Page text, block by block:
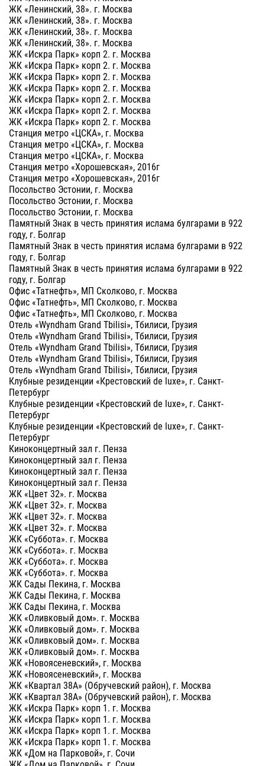
ЖК «Ленинский, 38». г. Москва
ЖК «Ленинский, 38». г. Москва
ЖК «Ленинский, 38». г. Москва
ЖК «Ленинский, 38». г. Москва
ЖК «Искра Парк» корп 2. г. Москва
ЖК «Искра Парк» корп 2. г. Москва
ЖК «Искра Парк» корп 2. г. Москва
ЖК «Искра Парк» корп 2. г. Москва
ЖК «Искра Парк» корп 2. г. Москва
ЖК «Искра Парк» корп 2. г. Москва
ЖК «Искра Парк» корп 2. г. Москва
Станция метро «ЦСКА», г. Москва
Станция метро «ЦСКА», г. Москва
Станция метро «ЦСКА», г. Москва
Станция метро «Хорошевская», 2016г
Станция метро «Хорошевская», 2016г
Посольство Эстонии, г. Москва
Посольство Эстонии, г. Москва
Посольство Эстонии, г. Москва
Памятный Знак в честь принятия ислама булгарами в 922
году, г. Болгар
Памятный Знак в честь принятия ислама булгарами в 922
году, г. Болгар
Памятный Знак в честь принятия ислама булгарами в 922
году, г. Болгар
Офис «Татнефть», МП Сколково, г. Москва
Офис «Татнефть», МП Сколково, г. Москва
Офис «Татнефть», МП Сколково, г. Москва
Отель «Wyndham Grand Tbilisi», Тбилиси, Грузия
Отель «Wyndham Grand Tbilisi», Тбилиси, Грузия
Отель «Wyndham Grand Tbilisi», Тбилиси, Грузия
Отель «Wyndham Grand Tbilisi», Тбилиси, Грузия
Отель «Wyndham Grand Tbilisi», Тбилиси, Грузия
Клубные резиденции «Крестовский de luxe», г. Санкт-
Петербург
Клубные резиденции «Крестовский de luxe», г. Санкт-
Петербург
Клубные резиденции «Крестовский de luxe», г. Санкт-
Петербург
Киноконцертный зал г. Пенза
Киноконцертный зал г. Пенза
Киноконцертный зал г. Пенза
Киноконцертный зал г. Пенза
ЖК «Цвет 32». г. Москва
ЖК «Цвет 32». г. Москва
ЖК «Цвет 32». г. Москва
ЖК «Цвет 32». г. Москва
ЖК «Суббота». г. Москва
ЖК «Суббота». г. Москва
ЖК «Суббота». г. Москва
ЖК «Суббота». г. Москва
ЖК Сады Пекина, г. Москва
ЖК Сады Пекина, г. Москва
ЖК Сады Пекина, г. Москва
ЖК «Оливковый дом». г. Москва
ЖК «Оливковый дом». г. Москва
ЖК «Оливковый дом». г. Москва
ЖК «Оливковый дом». г. Москва
ЖК «Новоясеневский», г. Москва
ЖК «Новоясеневский», г. Москва
ЖК «Квартал 38А» (Обручевский район), г. Москва
ЖК «Квартал 38А» (Обручевский район), г. Москва
ЖК «Искра Парк» корп 1. г. Москва
ЖК «Искра Парк» корп 1. г. Москва
ЖК «Искра Парк» корп 1. г. Москва
ЖК «Искра Парк» корп 1. г. Москва
ЖК «Дом на Парковой», г. Сочи